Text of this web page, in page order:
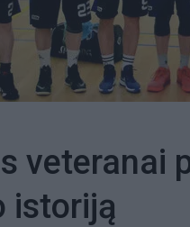
veteranai
istoriją